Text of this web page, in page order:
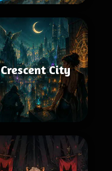
Crescent City